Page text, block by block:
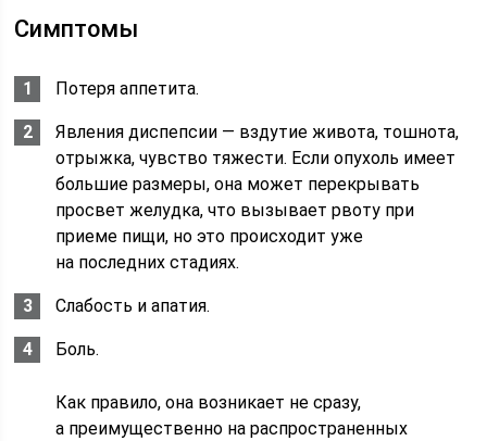
Симптомы
Потеря аппетита.
Явления диспепсии — вздутие живота, тошнота,
отрыжка, чувство тяжести. Если опухоль имеет
большие размеры, она может перекрывать
просвет желудка, что вызывает рвоту при
приеме пищи, но это происходит уже
на последних стадиях.
Слабость и апатия.
Боль.
Как правило, она возникает не сразу,
а преимущественно на распространенных